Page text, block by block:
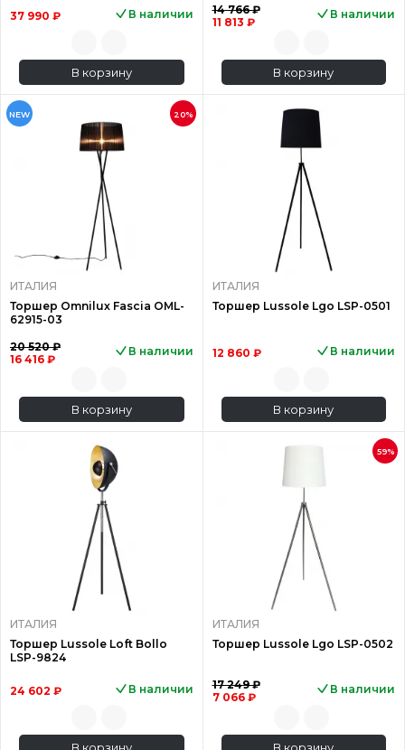
37 990 ₽ В наличии
В корзину
14 766 ₽
11 813 ₽
В наличии
В корзину
NEW 20%
ИТАЛИЯ
Торшер Omnilux Fascia OML-
62915-03
20 520 ₽
16 416 ₽
В наличии
В корзину
ИТАЛИЯ
Торшер Lussole Lgo LSP-0501
12 860 ₽ В наличии
В корзину
ИТАЛИЯ
Торшер Lussole Loft Bollo
LSP-9824
24 602 ₽ В наличии
В корзину
59%
ИТАЛИЯ
Торшер Lussole Lgo LSP-0502
17 249 ₽
7 066 ₽
В наличии
В корзину